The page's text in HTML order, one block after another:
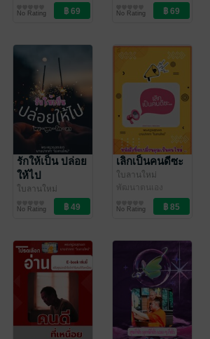
พัฒนาตนเอง
No Rating
พัฒนาตนเอง
No Rating
รักให้เป็น ปล่อย
ให้ไป
ใบลานใหม่
พัฒนาตนเอง
No Rating
เลิกเป็นคนดีซะ
ใบลานใหม่
พัฒนาตนเอง
No Rating